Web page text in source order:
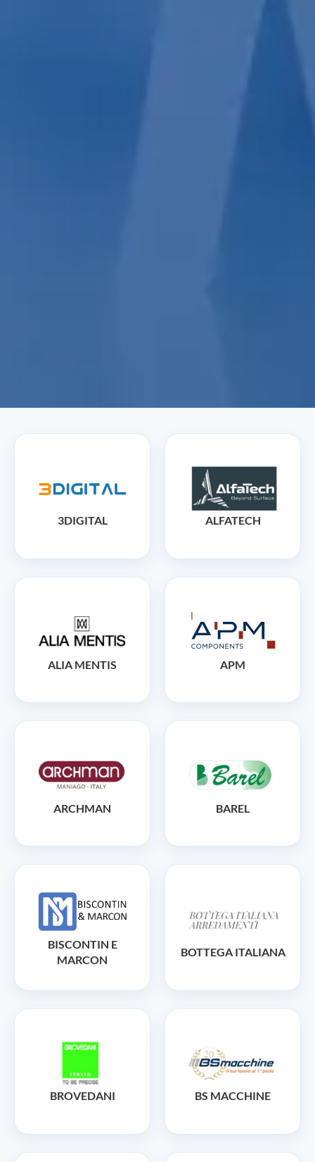
3DIGITAL ALFATECH
ALIA MENTIS APM
ARCHMAN BAREL
BISCONTIN E
MARCON
BOTTEGA ITALIANA
BROVEDANI BS MACCHINE